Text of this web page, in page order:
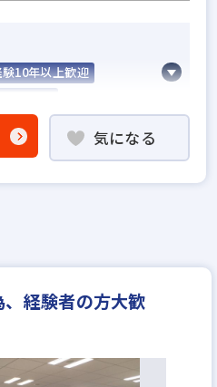
10年以上歓迎
宅建取引士歓迎
援制度あり
チャー
気になる
経験者の方大歓